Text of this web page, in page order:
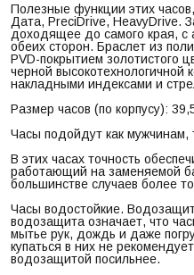
Полезные функции этих
Дата, PreciDrive, HeavyDrive.
доходящее до самого края, с
обеих сторон. Браслет из
PVD-покрытием золотистого
черной высокотехнологичной
накладными индексами и
Размер часов (по корпусу):
Часы подойдут как
В этих часах точность
работающий на заменяемой
большинстве случаев более
Часы водостойкие.
водозащита означает, что
мытье рук, дождь и даже
купаться в них не
водозащитой посильнее.